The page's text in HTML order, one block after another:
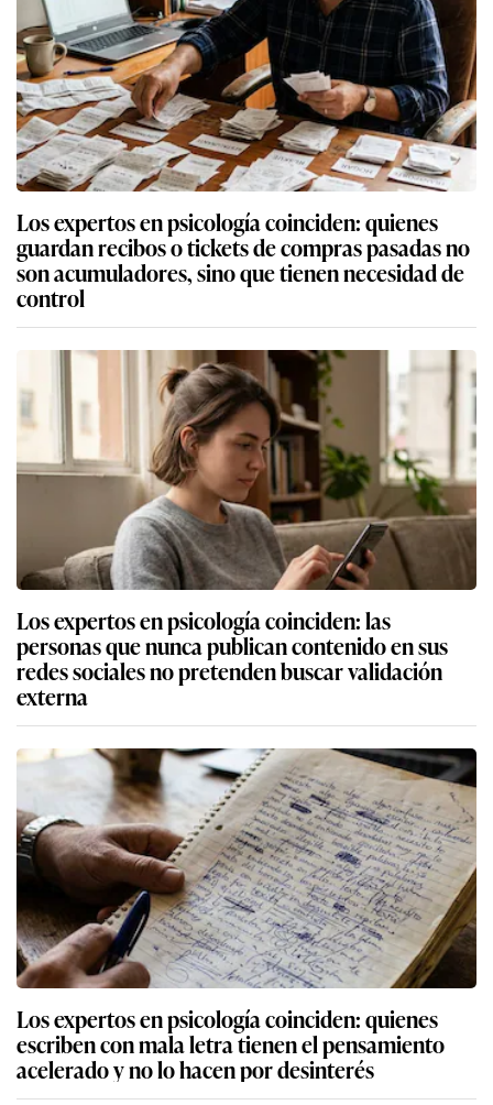
Los expertos en psicología coinciden: quienes
guardan recibos o tickets de compras pasadas no
son acumuladores, sino que tienen necesidad de
control
Los expertos en psicología coinciden: las
personas que nunca publican contenido en sus
redes sociales no pretenden buscar validación
externa
Los expertos en psicología coinciden: quienes
escriben con mala letra tienen el pensamiento
acelerado y no lo hacen por desinterés